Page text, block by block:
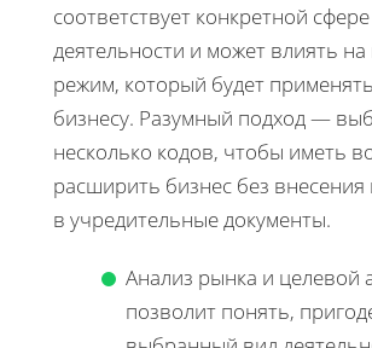
соответствует конкретной сфере
деятельности и может влиять
режим, который будет
бизнесу. Разумный подход —
несколько кодов, чтобы иметь
расширить бизнес без
в учредительные документы.
Анализ рынка и целевой
позволит понять,